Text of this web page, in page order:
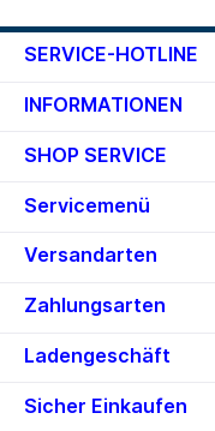
SERVICE-HOTLINE
INFORMATIONEN
SHOP SERVICE
Servicemenü
Versandarten
Zahlungsarten
Ladengeschäft
Sicher Einkaufen